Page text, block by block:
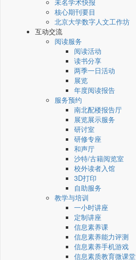
未名学术快报
核心期刊要目
北京大学数字人文工作坊
互动交流
阅读服务
阅读活动
读书分享
两季一日活动
展览
年度阅读报告
服务预约
南北配楼报告厅
展览展示服务
研讨室
研修专座
和声厅
沙特/古籍阅览室
校外读者入馆
3D打印
自助服务
教学与培训
一小时讲座
定制讲座
信息素养课
信息素养能力评测
信息素养手机游戏
信息素质教育微课堂